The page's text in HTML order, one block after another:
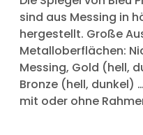
sind aus Messing in
hergestellt. Große
Metalloberflächen:
Messing, Gold (hell,
Bronze (hell, dunkel)
mit oder ohne